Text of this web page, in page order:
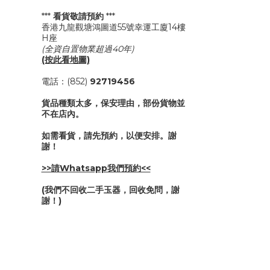
*** 看貨敬請預約***
香港九龍觀塘鴻圖道55號幸運工廈14樓
H座
(全資自置物業超過40年)
(按此看地圖)
電話：(852) 92719456
貨品種類太多，保安理由，部份貨物並
不在店內。
如需看貨，請先預約，以便安排。謝
謝！
>>請Whatsapp我們預約<<
(我們不回收二手玉器，回收免問，謝
謝！)